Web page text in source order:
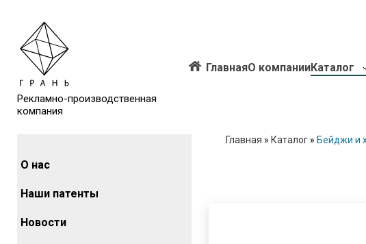
Рекламно-производственная
компания
ГлавнаяО компанииКаталог
О нас
Наши патенты
Новости
Главная » Каталог » Бейджи и